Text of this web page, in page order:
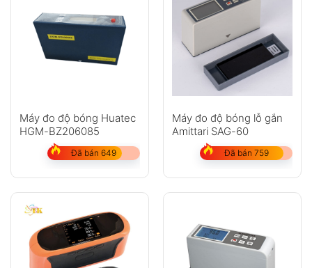
Máy đo độ bóng Huatec
HGM-BZ206085
Đã bán 649
Máy đo độ bóng lỗ gắn
Amittari SAG-60‍
Đã bán 759